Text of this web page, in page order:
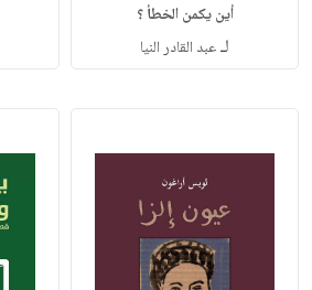
أين يكمن الخطأ ؟
لـعبد القادر النيا